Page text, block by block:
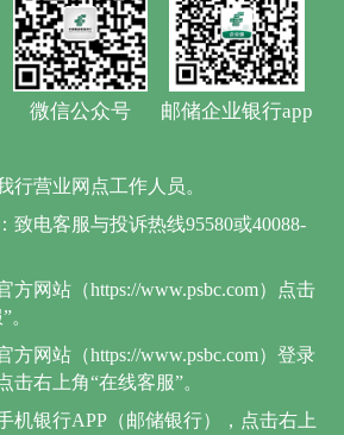
微信公众号 邮储企业银行app
行营业网点工作人员。
致电客服与投诉热线95580或40088-
方网站（https://www.psbc.com）点击
。
方网站（https://www.psbc.com）登录
击右上角“在线客服”。
机银行APP（邮储银行），点击右上